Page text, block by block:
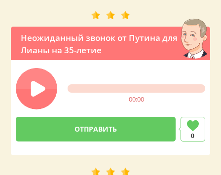
Неожиданный звонок от Путина для
Лианы на 35-летие
00:00
0